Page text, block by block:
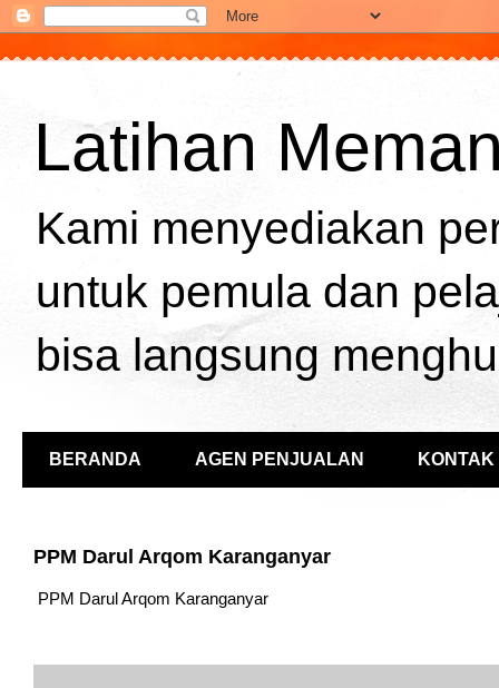
Latihan
Kami menyediakan
untuk pemula dan
bisa langsung
BERANDA AGEN PENJUALAN
PPM Darul Arqom Karanganyar
PPM Darul Arqom Karanganyar